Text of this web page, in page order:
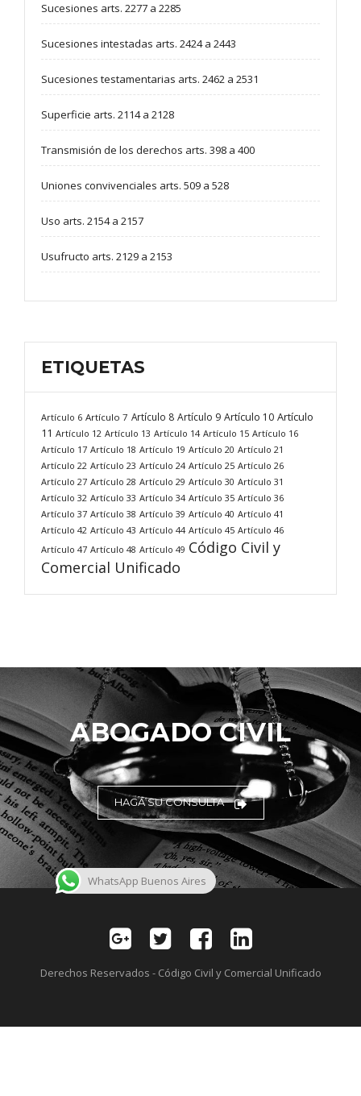
Sucesiones arts. 2277 a 2285
Sucesiones intestadas arts. 2424 a 2443
Sucesiones testamentarias arts. 2462 a 2531
Superficie arts. 2114 a 2128
Transmisión de los derechos arts. 398 a 400
Uniones convivenciales arts. 509 a 528
Uso arts. 2154 a 2157
Usufructo arts. 2129 a 2153
ETIQUETAS
Artículo 6 Artículo 7 Artículo 8 Artículo 9 Artículo 10 Artículo
11 Artículo 12 Artículo 13 Artículo 14 Artículo 15 Artículo 16
Artículo 17 Artículo 18 Artículo 19 Artículo 20 Artículo 21
Artículo 22 Artículo 23 Artículo 24 Artículo 25 Artículo 26
Artículo 27 Artículo 28 Artículo 29 Artículo 30 Artículo 31
Artículo 32 Artículo 33 Artículo 34 Artículo 35 Artículo 36
Artículo 37 Artículo 38 Artículo 39 Artículo 40 Artículo 41
Artículo 42 Artículo 43 Artículo 44 Artículo 45 Artículo 46
Artículo 47 Artículo 48 Artículo 49 Código Civil y
Comercial Unificado
ABOGADO CIVIL
HAGA SU CONSULTA
Derechos Reservados - Código Civil y Comercial Unificado
WhatsApp Buenos Aires